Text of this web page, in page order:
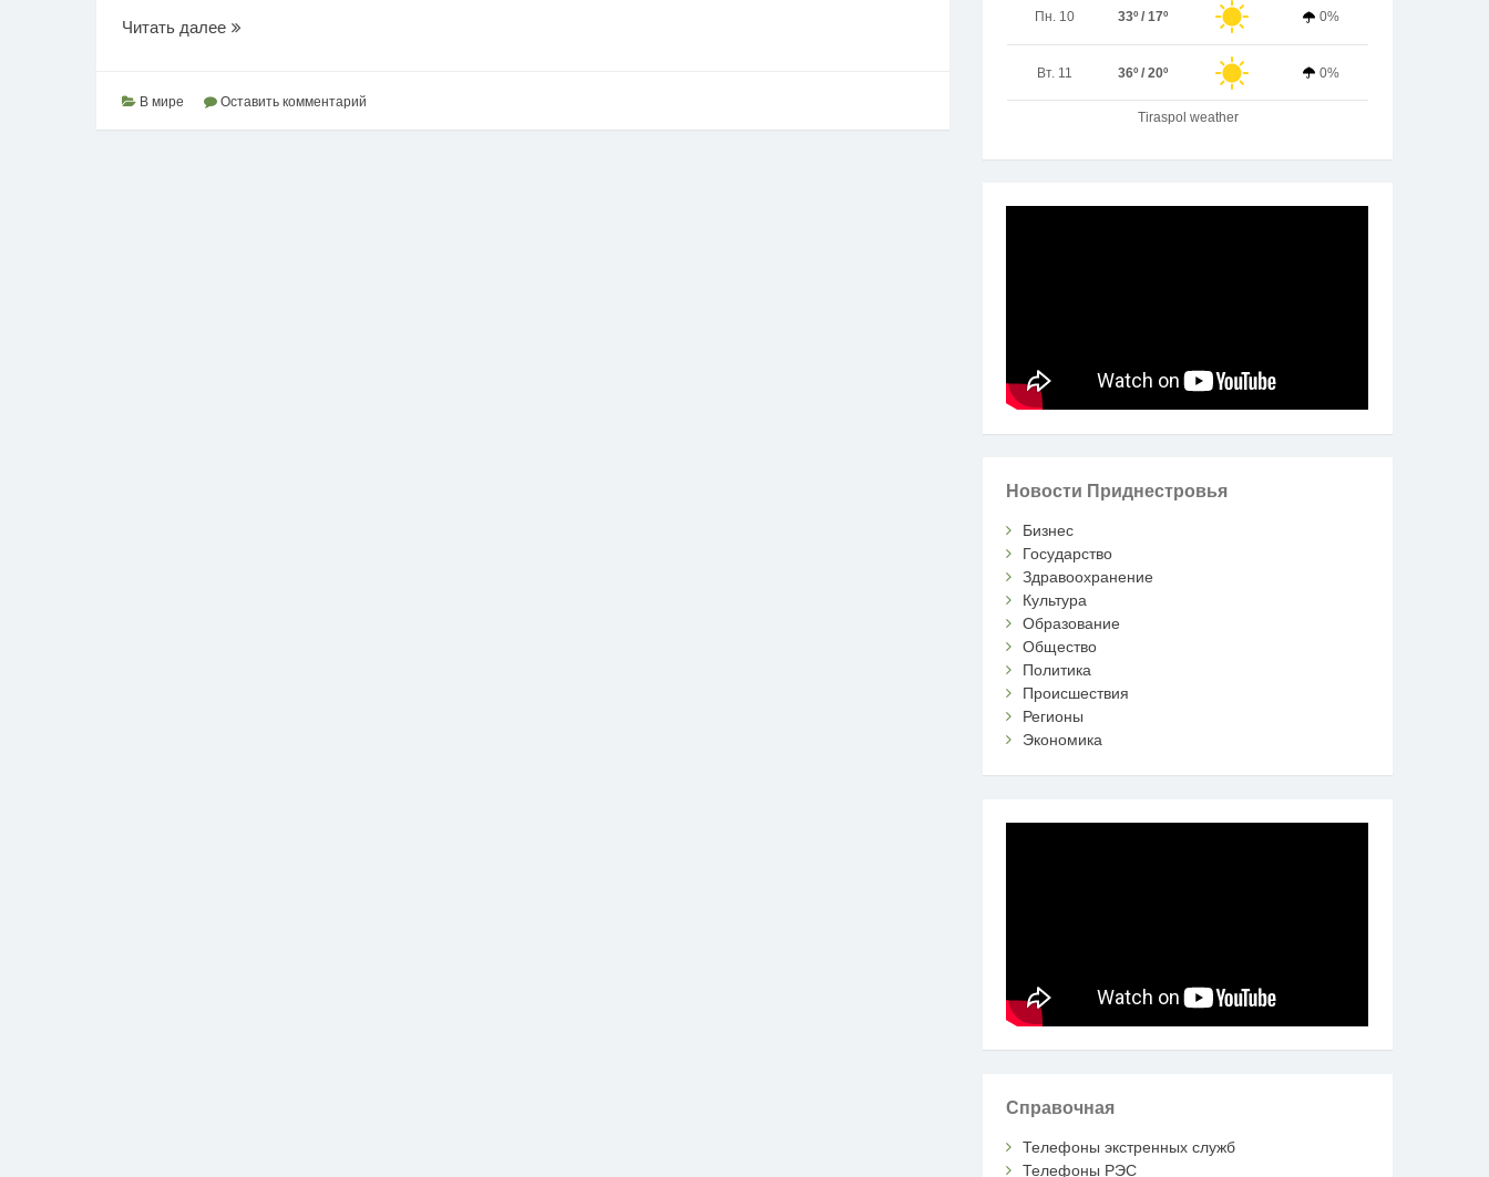
Читать далееНефтегазовые
В мире Оставить комментарий
Пн. 10 33º / 17º 0%
Вт. 11 36º / 20º 0%
Tiraspol weather
Новости Приднестровья
Бизнес
Государство
Здравоохранение
Культура
Образование
Общество
Политика
Происшествия
Регионы
Экономика
Справочная
Телефоны экстренных служб
Телефоны РЭС